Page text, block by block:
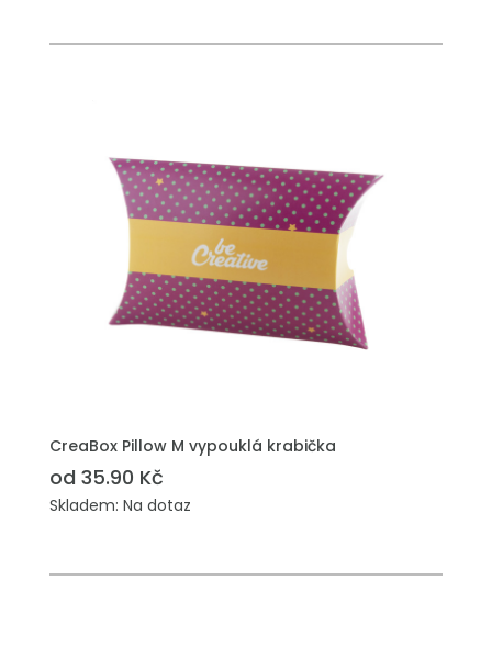
CreaBox Pillow M vypouklá krabička
od 35.90 Kč
Skladem: Na dotaz